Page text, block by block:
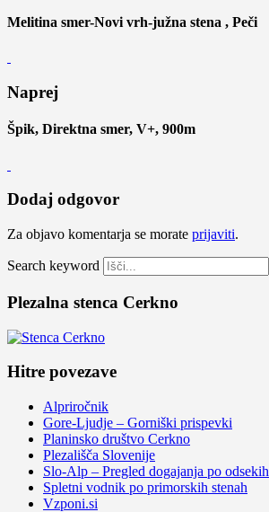
Melitina smer-Novi vrh-južna stena , Peči
Naprej
Špik, Direktna smer, V+, 900m
Dodaj odgovor
Za objavo komentarja se morate prijaviti.
Search keyword
Plezalna stenca Cerkno
Hitre povezave
Alpriročnik
Gore-Ljudje – Gorniški prispevki
Planinsko društvo Cerkno
Plezališča Slovenije
Slo-Alp – Pregled dogajanja po odsekih
Spletni vodnik po primorskih stenah
Vzponi.si